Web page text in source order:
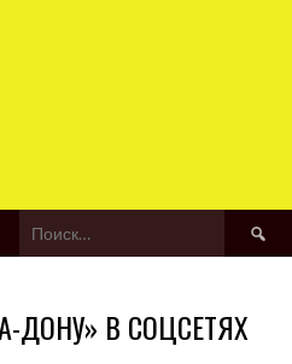
Найти:
ДОНУ» В СОЦСЕТЯХ